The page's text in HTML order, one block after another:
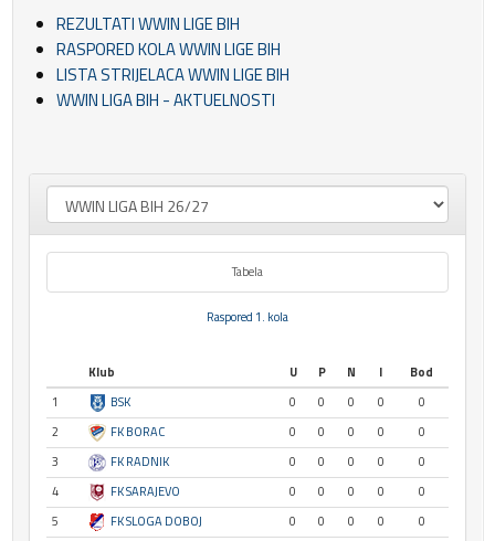
REZULTATI WWIN LIGE BIH
RASPORED KOLA WWIN LIGE BIH
LISTA STRIJELACA WWIN LIGE BIH
WWIN LIGA BIH - AKTUELNOSTI
Tabela
Raspored 1. kola
Klub U P N I
Bod
1
BSK 0 0 0 0
0
2
FK BORAC 0 0 0 0
0
3
FK RADNIK 0 0 0 0
0
4
FK SARAJEVO 0 0 0 0
0
5
FK SLOGA DOBOJ 0 0 0 0
0